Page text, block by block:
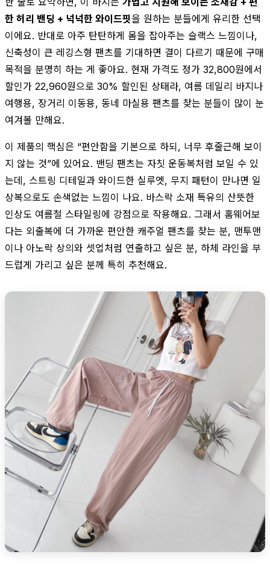
한 허리 밴딩 + 넉넉한 와이드핏을 원하는 분들에게 유리한 선택
이에요. 반대로 아주 탄탄하게 몸을 잡아주는 슬랙스 느낌이나,
신축성이 큰 레깅스형 팬츠를 기대하면 결이 다르기 때문에 구매
목적을 분명히 하는 게 좋아요. 현재 가격도 정가 32,800원에서
할인가 22,960원으로 30% 할인된 상태라, 여름 데일리 바지나
여행용, 장거리 이동용, 동네 마실용 팬츠를 찾는 분들이 많이 눈
여겨볼 만해요.
이 제품의 핵심은 “편안함을 기본으로 하되, 너무 후줄근해 보이
지 않는 것”에 있어요. 밴딩 팬츠는 자칫 운동복처럼 보일 수 있
는데, 스트링 디테일과 와이드한 실루엣, 무지 패턴이 만나면 일
상복으로도 손색없는 느낌이 나요. 바스락 소재 특유의 산뜻한
인상도 여름철 스타일링에 강점으로 작용해요. 그래서 홈웨어보
다는 외출복에 더 가까운 편안한 캐주얼 팬츠를 찾는 분, 맨투맨
이나 아노락 상의와 셋업처럼 연출하고 싶은 분, 하체 라인을 부
드럽게 가리고 싶은 분께 특히 추천해요.